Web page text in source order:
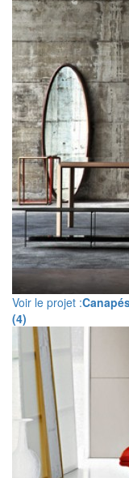
Voir le projet :
(4)